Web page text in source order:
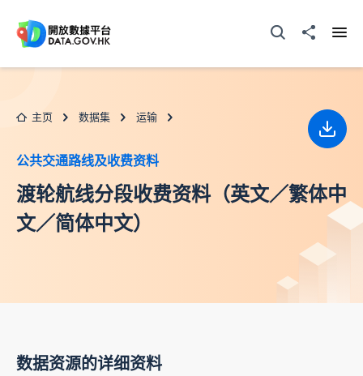
打开搜寻器分享至
主页 数据集 运输
公共交通路线及收费资料
渡轮航线分段收费资料（英文／繁体中
文／简体中文）
下载
数据资源的详细资料